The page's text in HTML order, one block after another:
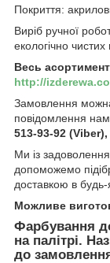
Покриття:
Виріб ручної
екологічно чистих
Весь
http://
Замовлення
повідомлення
513-93-92
Ми із
допоможемо
доставкою в будь-
Можливе
Фарбування
на палітрі.
до